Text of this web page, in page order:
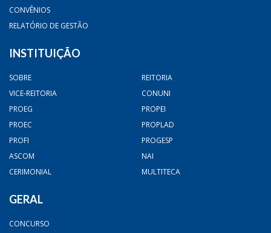
CONVÊNIOS
RELATÓRIO DE GESTÃO
INSTITUIÇÃO
SOBRE
REITORIA
VICE-REITORIA
CONUNI
PROEG
PROPEI
PROEC
PROPLAD
PROFI
PROGESP
ASCOM
NAI
CERIMONIAL
MULTITECA
GERAL
CONCURSO